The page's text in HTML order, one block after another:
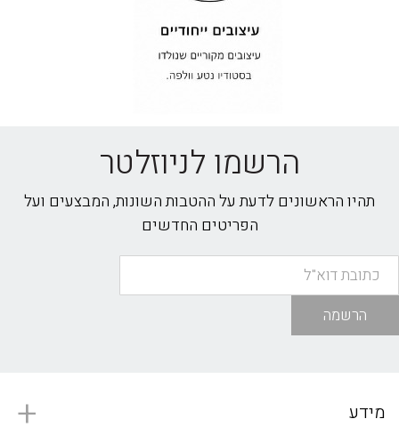
הרשמו לניוזלטר
תהיו הראשונים לדעת על ההטבות השונות, המבצעים ועל
הפריטים החדשים
הרשמה
מידע